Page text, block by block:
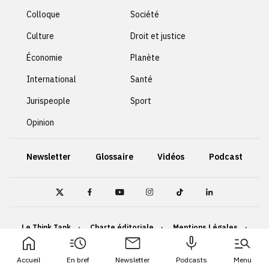
Accueil En bref Newsletter Podcasts Menu
Colloque
Culture
Économie
International
Jurispeople
Opinion
Société
Droit et justice
Planète
Santé
Sport
Newsletter Glossaire Vidéos Podcast
Le Think Tank Charte éditoriale
Mentions Légales
Politique de confidentialité
Cookies
Accessibilité : non conforme
Plan du site